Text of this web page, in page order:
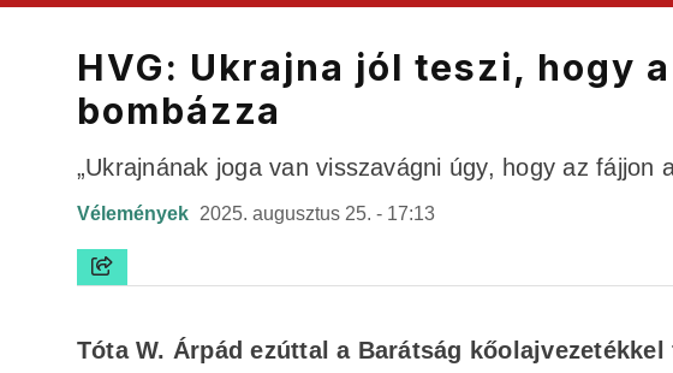
HVG: Ukrajna jól teszi, hogy
bombázza
„Ukrajnának joga van visszavágni úgy, hogy az fájjon
Vélemények 2025. augusztus 25. - 17:13
Tóta W. Árpád ezúttal a Barátság